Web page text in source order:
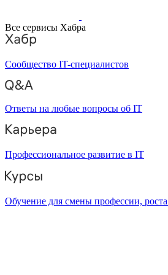
Все сервисы Хабра
Сообщество IT-специалистов
Ответы на любые вопросы об IT
Профессиональное развитие в IT
Обучение для смены профессии,